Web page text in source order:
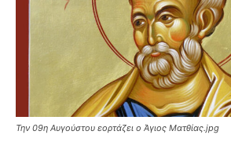
Την 09η Αυγούστου εορτάζει ο Άγιος Ματθίας.jpg